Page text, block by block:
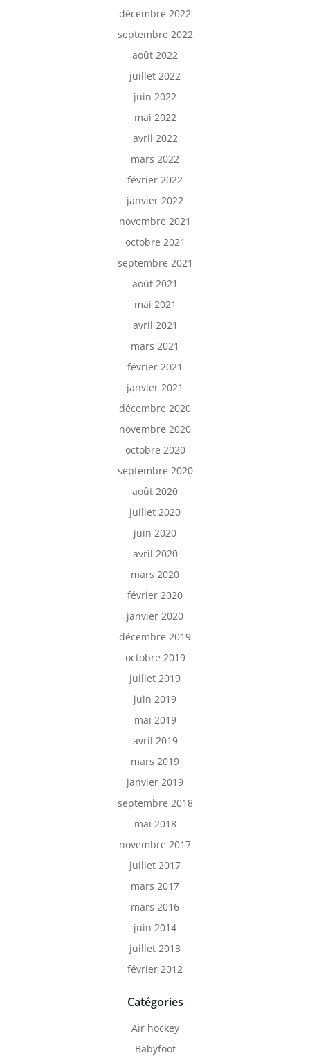
décembre 2022
septembre 2022
août 2022
juillet 2022
juin 2022
mai 2022
avril 2022
mars 2022
février 2022
janvier 2022
novembre 2021
octobre 2021
septembre 2021
août 2021
mai 2021
avril 2021
mars 2021
février 2021
janvier 2021
décembre 2020
novembre 2020
octobre 2020
septembre 2020
août 2020
juillet 2020
juin 2020
avril 2020
mars 2020
février 2020
janvier 2020
décembre 2019
octobre 2019
juillet 2019
juin 2019
mai 2019
avril 2019
mars 2019
janvier 2019
septembre 2018
mai 2018
novembre 2017
juillet 2017
mars 2017
mars 2016
juin 2014
juillet 2013
février 2012
Catégories
Air hockey
Babyfoot